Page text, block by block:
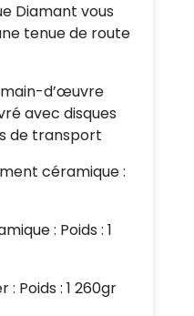
Diamant vous
tenue de route
d’œuvre
avec disques
de transport
céramique :
: Poids : 1
Poids : 1 260gr